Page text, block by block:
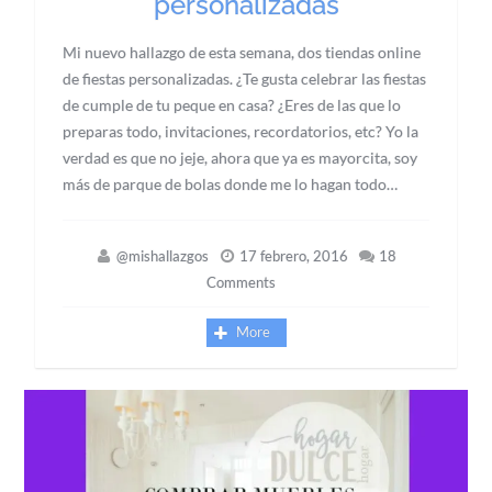
Mi nuevo hallazgo de esta semana, dos tiendas online
de fiestas personalizadas. ¿Te gusta celebrar las fiestas
de cumple de tu peque en casa? ¿Eres de las que lo
preparas todo, invitaciones, recordatorios, etc? Yo la
verdad es que no jeje, ahora que ya es mayorcita, soy
más de parque de bolas donde me lo hagan todo…
@mishallazgos 17 febrero, 2016
18
Comments
More